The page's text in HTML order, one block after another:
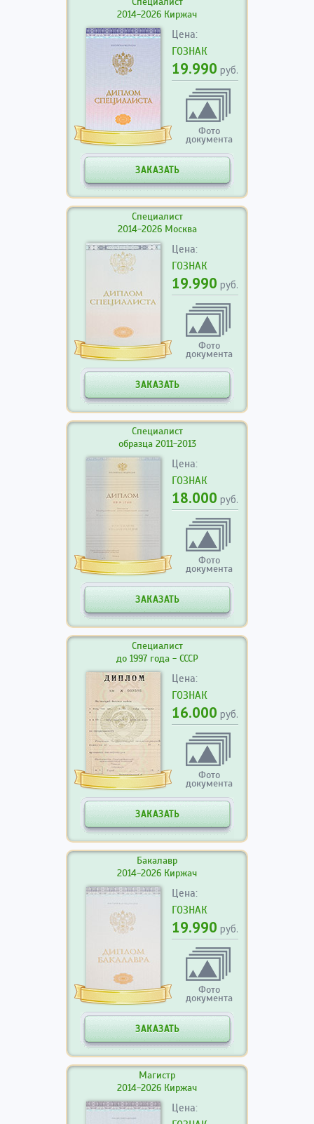
2014-2026 Киржач
Цена:
ГОЗНАК
19.990 руб.
Фото
документа
ЗАКАЗАТЬ
Специалист
2014-2026 Москва
Цена:
ГОЗНАК
19.990 руб.
Фото
документа
ЗАКАЗАТЬ
Специалист
образца 2011-2013
Цена:
ГОЗНАК
18.000 руб.
Фото
документа
ЗАКАЗАТЬ
Специалист
до 1997 года - СССР
Цена:
ГОЗНАК
16.000 руб.
Фото
документа
ЗАКАЗАТЬ
Бакалавр
2014-2026 Киржач
Цена:
ГОЗНАК
19.990 руб.
Фото
документа
ЗАКАЗАТЬ
Магистр
2014-2026 Киржач
Цена: